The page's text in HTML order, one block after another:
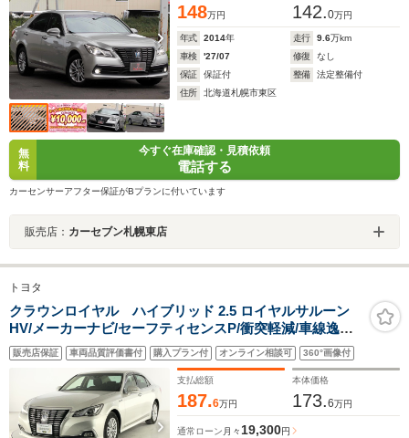
148万円 142.0万円
年式 2014年 走行 9.6万km
車検
'27/07 修復
なし
保証
保証付 整備
法定整備付
住所
北海道札幌市東区
無
料
今すぐ在庫確認・見積依頼
電話する
カーセンサーアフター保証がBプランに付いています
販売店： カーセブン札幌東店
トヨタ
クラウンロイヤル ハイブリッド 2.5 ロイヤルサルーン
HV/メーカーナビ/セーフティセンスP/衝突軽減/車線逸脱
防止/レーダークルーズ/ATハイビー
ム/LED/CD/DVD/BR/TV/SD/USB/BT/Mサーバー/Bカメ
ラ/ETC2.0/シートヒーター/Pシート/純正16AW
販売店保証 車両品質評価書付 購入プラン付 オンライン相談可 360°画像付
支払総額
187.6万円
本体価格
173.6万円
通常ローン 月々 19,300円